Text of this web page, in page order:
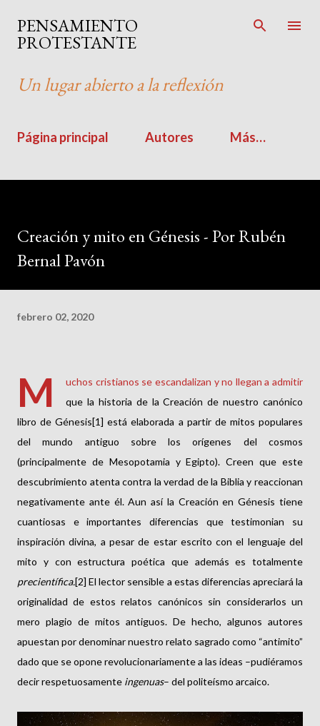
Ir al contenido principal
PENSAMIENTO
PROTESTANTE
Un lugar abierto a la reflexión
Página principal Autores Más…
Creación y mito en Génesis - Por Rubén
Bernal Pavón
febrero 02, 2020
M
uchos cristianos se escandalizan y no llegan a admitir
que la historia de la Creación de nuestro canónico
libro de Génesis[1] está elaborada a partir de mitos populares
del mundo antiguo sobre los orígenes del cosmos
(principalmente de Mesopotamia y Egipto). Creen que este
descubrimiento atenta contra la verdad de la Biblia y reaccionan
negativamente ante él. Aun así la Creación en Génesis tiene
cuantiosas e importantes diferencias que testimonian su
inspiración divina, a pesar de estar escrito con el lenguaje del
mito y con estructura poética que además es totalmente
precientífica.[2] El lector sensible a estas diferencias apreciará la
originalidad de estos relatos canónicos sin considerarlos un
mero plagio de mitos antiguos. De hecho, algunos autores
apuestan por denominar nuestro relato sagrado como “antimito”
dado que se opone revolucionariamente a las ideas –pudiéramos
decir respetuosamente ingenuas– del politeísmo arcaico.